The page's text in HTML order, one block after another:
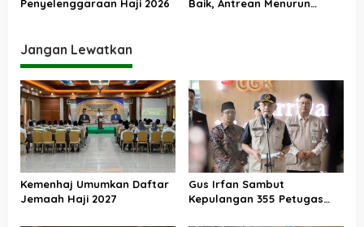
Penyelenggaraan Haji 2026
Baik, Antrean Menurun
Jangan Lewatkan
Kemenhaj Umumkan Daftar
Jemaah Haji 2027
Gus Irfan Sambut
Kepulangan 355 Petugas